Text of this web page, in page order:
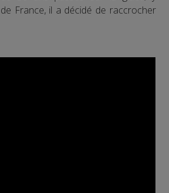
France, il a décidé de raccrocher